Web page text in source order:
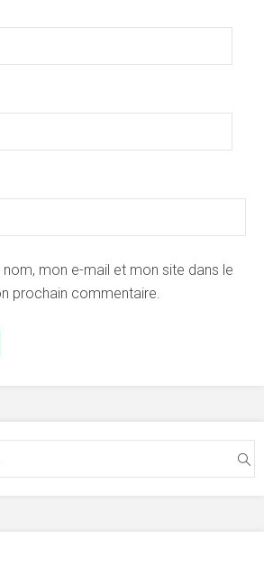
nom, mon e-mail et mon site dans le
prochain commentaire.